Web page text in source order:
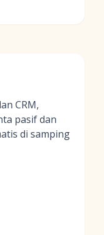
CRM,
pasif dan
di samping